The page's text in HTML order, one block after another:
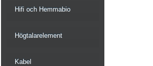
Hifi och Hemmabio
Högtalarelement
Kabel